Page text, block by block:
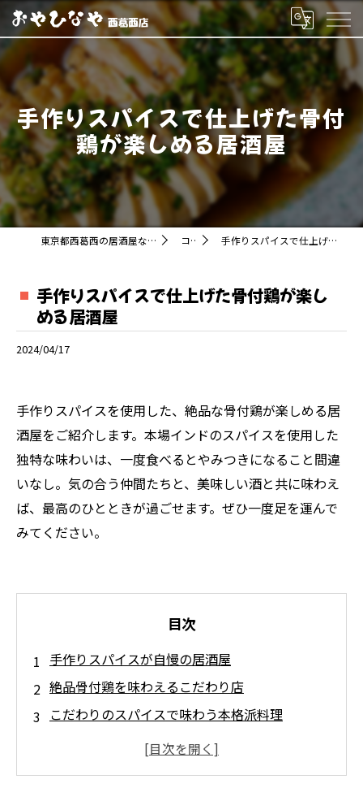
手作りスパイスで仕上げた骨付
鶏が楽しめる居酒屋
東京都西葛西の居酒屋ならおやひなや 西葛西店 コラム 手作りスパイスで仕上げた骨付鶏が楽しめる居酒屋
手作りスパイスで仕上げた骨付鶏が楽し
める居酒屋
2024/04/17
手作りスパイスを使用した、絶品な骨付鶏が楽しめる居
酒屋をご紹介します。本場インドのスパイスを使用した
独特な味わいは、一度食べるとやみつきになること間違
いなし。気の合う仲間たちと、美味しい酒と共に味わえ
ば、最高のひとときが過ごせます。ぜひ一度足を運んで
みてください。
目次
手作りスパイスが自慢の居酒屋
絶品骨付鶏を味わえるこだわり店
こだわりのスパイスで味わう本格派料理
素材にこだわり、手づくりの味を提供する店